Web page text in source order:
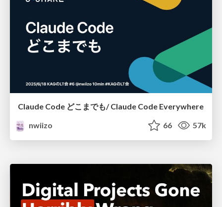
Claude Code どこまでも/ Claude Code Everywhere
nwiizo
66 57k